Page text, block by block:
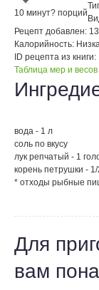
10 минут? порций
Рецепт добавлен:
Калорийность:
ID рецепта из книги:
Таблица мер и весов
вода - 1 л
соль по вкусу
лук репчатый - 1
корень петрушки -
* отходы рыбные
Для
вам